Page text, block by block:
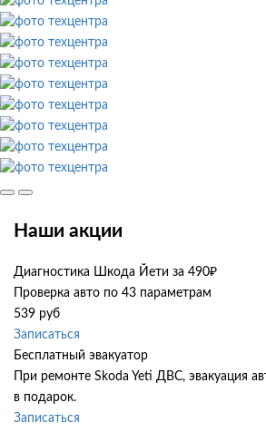
Наши акции
Диагностика Шкода Йети за 490₽
Проверка авто по 43 параметрам
539 руб
Записаться
Бесплатный эвакуатор
При ремонте Skoda Yeti ДВС, эвакуация
в подарок.
Записаться